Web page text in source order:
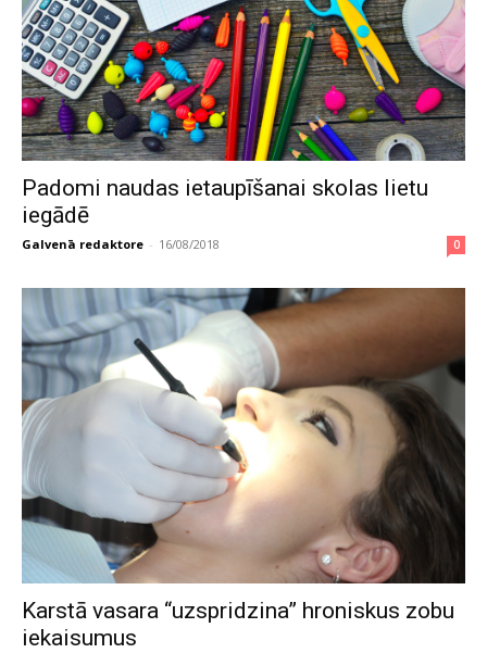
Padomi naudas ietaupīšanai skolas lietu
iegādē
Galvenā redaktore - 16/08/2018 0
Karstā vasara “uzspridzina” hroniskus zobu
iekaisumus